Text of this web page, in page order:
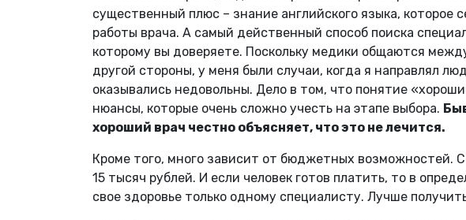
существенный плюс – знание английского языка, которое
работы врача. А самый действенный способ поиска
которому вы доверяете. Поскольку медики общаются
другой стороны, у меня были случаи, когда я направлял
оказывались недовольны. Дело в том, что понятие
нюансы, которые очень сложно учесть на этапе выбора.
хороший врач честно объясняет, что это не лечится.
Кроме того, много зависит от бюджетных возможностей.
15 тысяч рублей. И если человек готов платить, то в
свое здоровье только одному специалисту. Лучше